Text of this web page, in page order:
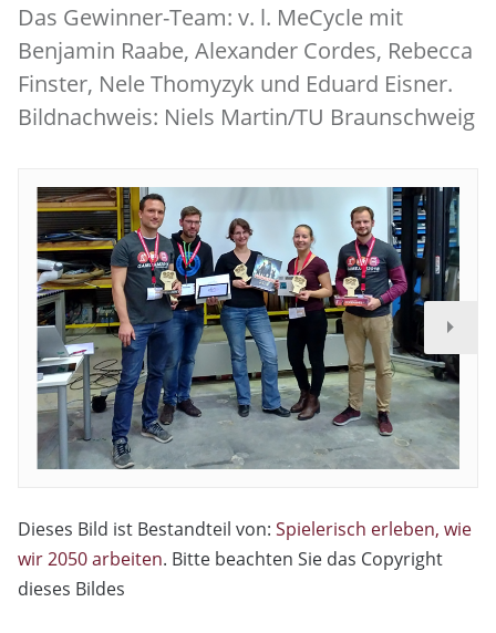
Das Gewinner-Team: v. l. MeCycle mit
Benjamin Raabe, Alexander Cordes, Rebecca
Finster, Nele Thomyzyk und Eduard Eisner.
Bildnachweis: Niels Martin/TU Braunschweig
Dieses Bild ist Bestandteil von: Spielerisch erleben, wie
wir 2050 arbeiten. Bitte beachten Sie das Copyright
dieses Bildes